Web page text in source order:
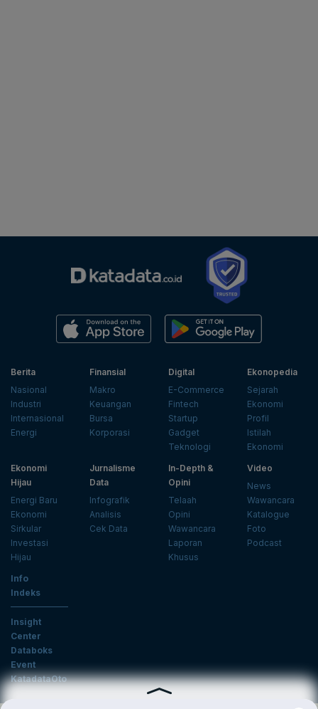
Berita
Nasional
Industri
Internasional
Energi
Finansial
Makro
Keuangan
Bursa
Korporasi
Digital
E-Commerce
Fintech
Startup
Gadget
Teknologi
Ekonopedia
Sejarah
Ekonomi
Profil
Istilah
Ekonomi
Ekonomi
Hijau
Energi Baru
Ekonomi
Sirkular
Investasi
Hijau
Jurnalisme
Data
Infografik
Analisis
Cek Data
In-Depth &
Opini
Telaah
Opini
Wawancara
Laporan
Khusus
Video
News
Wawancara
Katalogue
Foto
Podcast
Info
Indeks
Insight
Center
Databoks
Event
KatadataOto